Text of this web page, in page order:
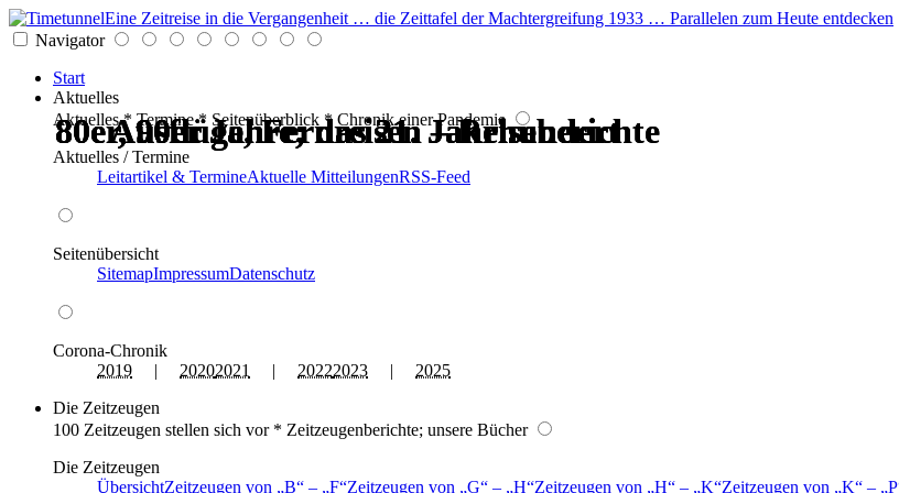
Eine Zeitreise in die Vergangenheit … die Zeittafel der Machtergreifung 1933 … Parallelen zum Heute entdecken
Navigator
Start
Aktuelles
Aktuelles * Termine * Seitenüberblick * Chronik einer Pandemie
Aktuelles / Termine
Leitartikel & TermineAktuelle MitteilungenRSS-Feed
Seitenübersicht
SitemapImpressumDatenschutz
Corona-Chronik
2019 | 20202021 | 20222023 | 2025
Die Zeitzeugen
100 Zeitzeugen stellen sich vor * Zeitzeugenberichte; unsere Bücher
Die Zeitzeugen
ÜbersichtZeitzeugen von B – F Zeitzeugen von G – H Zeitzeugen von H – K Zeitzeugen von K – P
80er, 90er Jahre; das 21. Jahrhundert
Ausflüge, Fernreisen – Reiseberichte
80er, 90er Jahre; das 21. Jahrhundert
80er, 90er Jahre; das 21. Jahrhundert
Ausflüge, Fernreisen – Reiseberichte
80er, 90er Jahre; das 21. Jahrhundert